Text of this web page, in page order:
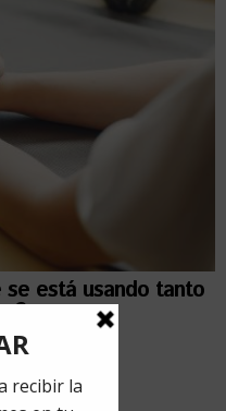
está usando tanto
Costa